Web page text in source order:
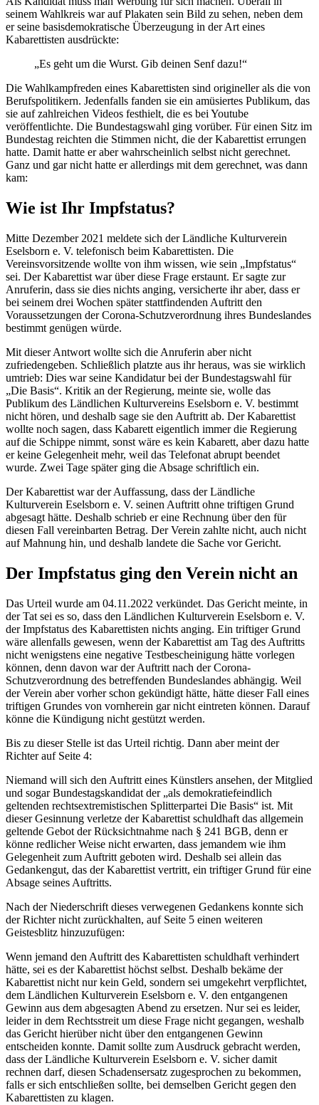
seinem Wahlkreis war auf Plakaten sein Bild zu sehen, neben dem
er seine basisdemokratische Überzeugung in der Art eines
Kabarettisten ausdrückte:
„Es geht um die Wurst. Gib deinen Senf dazu!“
Die Wahlkampfreden eines Kabarettisten sind origineller als die von
Berufspolitikern. Jedenfalls fanden sie ein amüsiertes Publikum, das
sie auf zahlreichen Videos festhielt, die es bei Youtube
veröffentlichte. Die Bundestagswahl ging vorüber. Für einen Sitz im
Bundestag reichten die Stimmen nicht, die der Kabarettist errungen
hatte. Damit hatte er aber wahrscheinlich selbst nicht gerechnet.
Ganz und gar nicht hatte er allerdings mit dem gerechnet, was dann
kam:
Wie ist Ihr Impfstatus?
Mitte Dezember 2021 meldete sich der Ländliche Kulturverein
Eselsborn e. V. telefonisch beim Kabarettisten. Die
Vereinsvorsitzende wollte von ihm wissen, wie sein „Impfstatus“
sei. Der Kabarettist war über diese Frage erstaunt. Er sagte zur
Anruferin, dass sie dies nichts anging, versicherte ihr aber, dass er
bei seinem drei Wochen später stattfindenden Auftritt den
Voraussetzungen der Corona-Schutzverordnung ihres Bundeslandes
bestimmt genügen würde.
Mit dieser Antwort wollte sich die Anruferin aber nicht
zufriedengeben. Schließlich platzte aus ihr heraus, was sie wirklich
umtrieb: Dies war seine Kandidatur bei der Bundestagswahl für
„Die Basis“. Kritik an der Regierung, meinte sie, wolle das
Publikum des Ländlichen Kulturvereins Eselsborn e. V. bestimmt
nicht hören, und deshalb sage sie den Auftritt ab. Der Kabarettist
wollte noch sagen, dass Kabarett eigentlich immer die Regierung
auf die Schippe nimmt, sonst wäre es kein Kabarett, aber dazu hatte
er keine Gelegenheit mehr, weil das Telefonat abrupt beendet
wurde. Zwei Tage später ging die Absage schriftlich ein.
Der Kabarettist war der Auffassung, dass der Ländliche
Kulturverein Eselsborn e. V. seinen Auftritt ohne triftigen Grund
abgesagt hätte. Deshalb schrieb er eine Rechnung über den für
diesen Fall vereinbarten Betrag. Der Verein zahlte nicht, auch nicht
auf Mahnung hin, und deshalb landete die Sache vor Gericht.
Der Impfstatus ging den Verein nicht an
Das Urteil wurde am 04.11.2022 verkündet. Das Gericht meinte, in
der Tat sei es so, dass den Ländlichen Kulturverein Eselsborn e. V.
der Impfstatus des Kabarettisten nichts anging. Ein triftiger Grund
wäre allenfalls gewesen, wenn der Kabarettist am Tag des Auftritts
nicht wenigstens eine negative Testbescheinigung hätte vorlegen
können, denn davon war der Auftritt nach der Corona-
Schutzverordnung des betreffenden Bundeslandes abhängig. Weil
der Verein aber vorher schon gekündigt hätte, hätte dieser Fall eines
triftigen Grundes von vornherein gar nicht eintreten können. Darauf
könne die Kündigung nicht gestützt werden.
Bis zu dieser Stelle ist das Urteil richtig. Dann aber meint der
Richter auf Seite 4:
Niemand will sich den Auftritt eines Künstlers ansehen, der Mitglied
und sogar Bundestagskandidat der „als demokratiefeindlich
geltenden rechtsextremistischen Splitterpartei Die Basis“ ist. Mit
dieser Gesinnung verletze der Kabarettist schuldhaft das allgemein
geltende Gebot der Rücksichtnahme nach § 241 BGB, denn er
könne redlicher Weise nicht erwarten, dass jemandem wie ihm
Gelegenheit zum Auftritt geboten wird. Deshalb sei allein das
Gedankengut, das der Kabarettist vertritt, ein triftiger Grund für eine
Absage seines Auftritts.
Nach der Niederschrift dieses verwegenen Gedankens konnte sich
der Richter nicht zurückhalten, auf Seite 5 einen weiteren
Geistesblitz hinzuzufügen:
Wenn jemand den Auftritt des Kabarettisten schuldhaft verhindert
hätte, sei es der Kabarettist höchst selbst. Deshalb bekäme der
Kabarettist nicht nur kein Geld, sondern sei umgekehrt verpflichtet,
dem Ländlichen Kulturverein Eselsborn e. V. den entgangenen
Gewinn aus dem abgesagten Abend zu ersetzen. Nur sei es leider,
leider in dem Rechtsstreit um diese Frage nicht gegangen, weshalb
das Gericht hierüber nicht über den entgangenen Gewinn
entscheiden konnte. Damit sollte zum Ausdruck gebracht werden,
dass der Ländliche Kulturverein Eselsborn e. V. sicher damit
rechnen darf, diesen Schadensersatz zugesprochen zu bekommen,
falls er sich entschließen sollte, bei demselben Gericht gegen den
Kabarettisten zu klagen.